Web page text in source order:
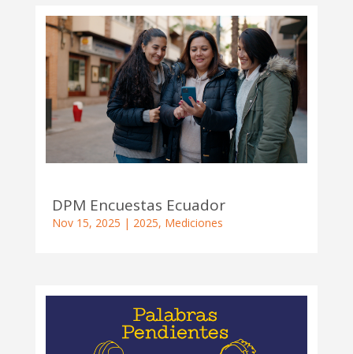
DPM Encuestas Ecuador
Nov 15, 2025 | 2025, Mediciones